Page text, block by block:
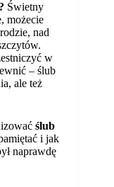
Świetny
możecie
nad
w
– ślub
ale też
ślub
i jak
naprawdę